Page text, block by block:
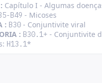
Capítulo I - Algumas
B49 - Micoses
: B30 - Conjuntivite viral
: B30.1+ - Conjuntivite
H13.1*